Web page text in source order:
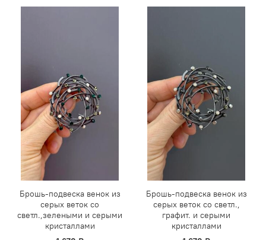
Брошь-подвеска венок из
серых веток со
светл.,зелеными и серыми
кристаллами
Брошь-подвеска венок из
серых веток со светл.,
графит. и серыми
кристаллами